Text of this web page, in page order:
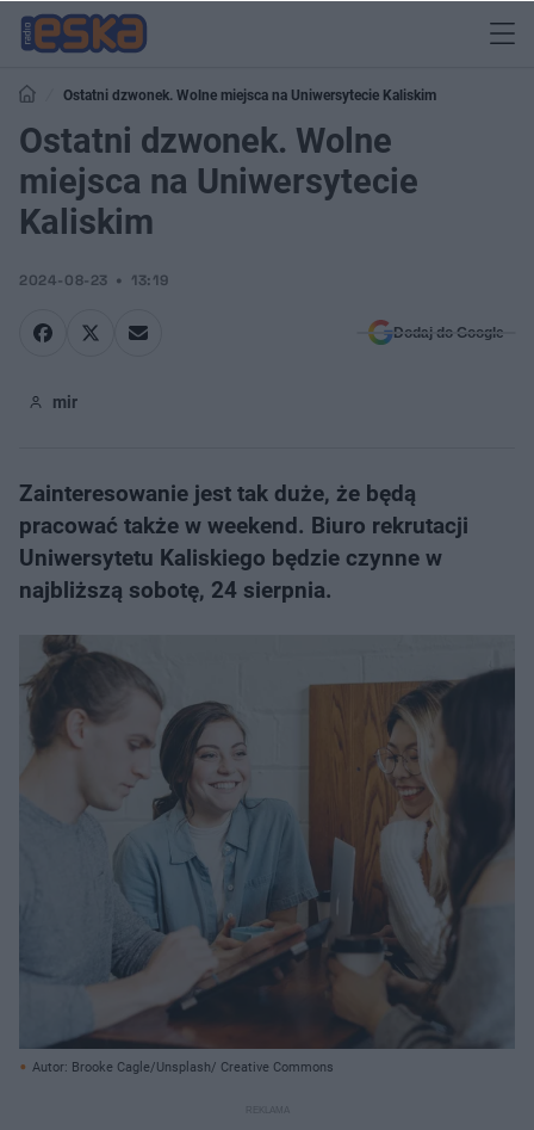
Ostatni dzwonek. Wolne miejsca na Uniwersytecie Kaliskim
Ostatni dzwonek. Wolne
miejsca na Uniwersytecie
Kaliskim
2024-08-23 13:19
Dodaj do Google
mir
Zainteresowanie jest tak duże, że będą
pracować także w weekend. Biuro rekrutacji
Uniwersytetu Kaliskiego będzie czynne w
najbliższą sobotę, 24 sierpnia.
Autor: Brooke Cagle/Unsplash/ Creative Commons